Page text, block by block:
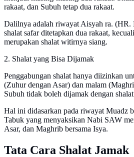
rakaat, dan Subuh tetap dua rakaat.
Dalilnya adalah riwayat Aisyah ra. (HR.
shalat safar ditetapkan dua rakaat,
merupakan shalat witirnya siang.
2. Shalat yang Bisa Dijamak
Penggabungan shalat hanya diizinkan
(Zuhur dengan Asar) dan malam
Subuh tidak boleh dijamak dengan
Hal ini didasarkan pada riwayat Muadz
Tabuk yang menyaksikan Nabi SAW
Asar, dan Maghrib bersama Isya.
Tata Cara Shalat Jamak